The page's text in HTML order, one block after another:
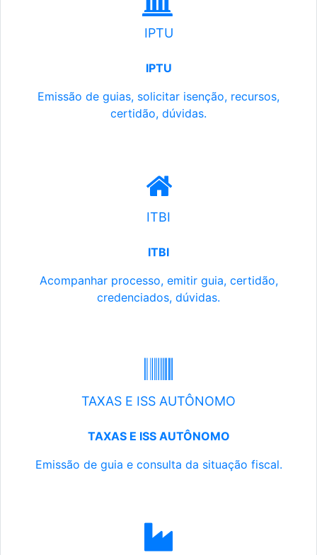
IPTU
IPTU
Emissão de guias, solicitar isenção, recursos,
certidão, dúvidas.
ITBI
ITBI
Acompanhar processo, emitir guia, certidão,
credenciados, dúvidas.
TAXAS E ISS AUTÔNOMO
TAXAS E ISS AUTÔNOMO
Emissão de guia e consulta da situação fiscal.